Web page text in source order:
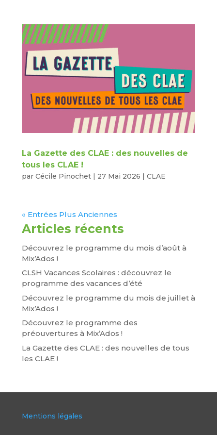
La Gazette des CLAE : des nouvelles de
tous les CLAE !
par Cécile Pinochet| 27 Mai 2026 | CLAE
« Entrées Plus Anciennes
Articles récents
Découvrez le programme du mois d’août à
Mix’Ados !
CLSH Vacances Scolaires : découvrez le
programme des vacances d’été
Découvrez le programme du mois de juillet à
Mix’Ados !
Découvrez le programme des
préouvertures à Mix’Ados !
La Gazette des CLAE : des nouvelles de tous
les CLAE !
Mentions légales